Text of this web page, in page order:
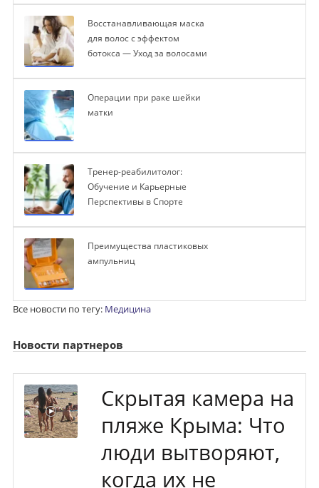
Восстанавливающая маска
для волос с эффектом
ботокса — Уход за волосами
Операции при раке шейки
матки
Тренер-реабилитолог:
Обучение и Карьерные
Перспективы в Спорте
Преимущества пластиковых
ампульниц
Все новости по тегу: Медицина
Новости партнеров
Скрытая камера на
пляже Крыма: Что
люди вытворяют,
когда их не